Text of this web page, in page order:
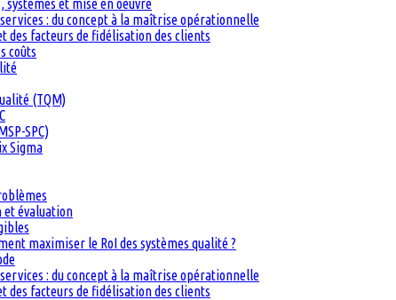
systèmes et mise en oeuvre
: du concept à la maîtrise opérationnelle
des facteurs de fidélisation des clients
coûts
(TQM)
SPC)
Sigma
et évaluation
maximiser le RoI des systèmes qualité ?
: du concept à la maîtrise opérationnelle
des facteurs de fidélisation des clients